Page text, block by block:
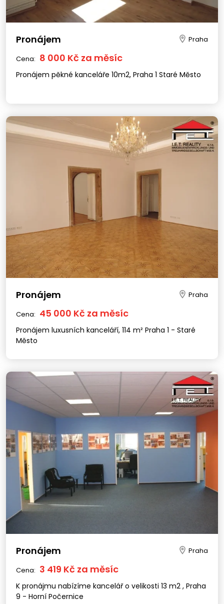
Pronájem Praha
Cena: 8 000 Kč za měsíc
Pronájem pěkné kanceláře 10m2, Praha 1 Staré Město
Pronájem Praha
Cena: 45 000 Kč za měsíc
Pronájem luxusních kanceláří, 114 m² Praha 1 - Staré
Město
Pronájem Praha
Cena: 3 419 Kč za měsíc
K pronájmu nabízíme kancelář o velikosti 13 m2 , Praha
9 - Horní Počernice